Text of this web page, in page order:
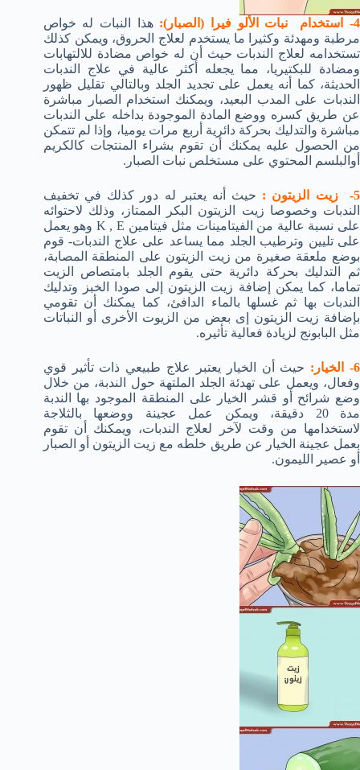
4- استخدام نبات الألو فيرا (الصبار):
هذا النبات له خواص
مرطبة ومهدئة وكثيرا ما يستخدم لعلاج الحروق، ويمكن كذلك
تستخدامه لعلاج الندبات حيث أن له خواص مضادة للالتهابات
ومضادة للبكتيريا، مما يجعله أكثر عالية في علاج الندبات
الحديثة، كما أنه يعمل على تجديد الجلد وبالتالي تقليل ظهور
الندبات على المدب البعيد، ويمكنك استخدام الصبار مباشرة
عن طريق كسره ووضع المادة الموجودة بداخله على الندبات
مباشرة والتدليك بحركة دائرية أربع مرات يوميا، وإذا لم تتمكن
من الحصول عليه يمكنك أن تقوم بشراء المنتجات كالكريم
أوالبلسم المحتوي على مستخلص نبات الصبار.
5- زيت الزيتون :
حيث أنه يعتبر له دور كذلك في تخفيف
الندبات وخصوصا زيت الزيتون البكر الممتاز، وذلك لاحتوائه
على نسبة عالية من الفيتامينات مثل فيتامين K , E وهو يعمل
على تليين وترطيب الجلد مما يساعد على علاج الندبات- قوم
بوضع ملعقة صغيرة من زيت الزيتون على المنطقة المصابة،
ثم التدليك بحركة دائرية حتى يقوم الجلد بامتصاص الزيت
تماما، كما يمكن إضافة زيت الزيتون إلى صودا الخبز وتدليك
الندبات بها ثم غسلها بالماء الدافئ، كما يمكنك أن تقومي
بإضافة زيت الزيتون إى بعض من الزيوت الأخرى أو النباتات
مثل البابونج لزيادة فعالية تأثيره.
6- الخيار:
حيث أن الخيار يعتبر علاج طبيعي ذات تأثير قوي
وفعال، ويعمل على تهدئة الجلد الملتهة حول الندبة، من خلال
وضع شرائح أو قشر الخيار على المنطقة الموجود بها الندبة
مدة 20 دقيقة، ويمكن عمل عجينة ووضعها بالثلاجة
لاستخدامها من وقت لآخر لعلاج الندبات، ويمكنك أن تقوم
بعمل عجينة الخيار عن طريق خلطه مع زيت الزيتون أو الصبار
أو عصير الليمون.